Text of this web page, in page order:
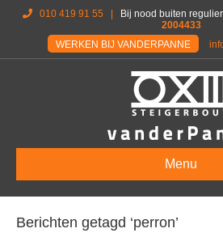
010 419 91 55 Bij nood buiten
2004433
WERKEN BIJ VANDERPANNE
Menu
Berichten getagd ‘perron’